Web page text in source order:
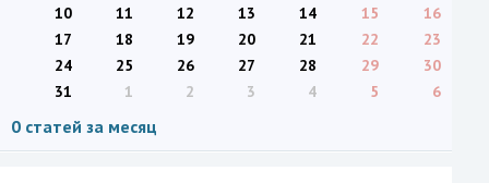
10
11 12 13 14 15
16
17
18 19 20 21 22
23
24
25 26 27 28 29
30
31
1 2 3 4 5 6
0 статей за месяц